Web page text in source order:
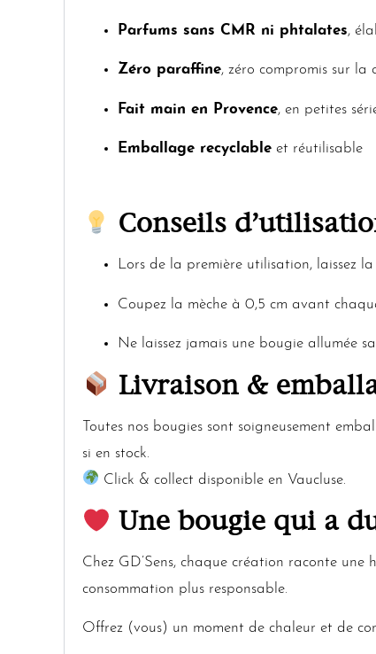
Parfums sans CMR ni phtalates,
Zéro paraffine, zéro compromis sur la
Fait main en Provence, en petites
Emballage recyclable et réutilisable
Conseils
Lors de la première utilisation, laissez
Coupez la mèche à 0,5 cm avant
Ne laissez jamais une bougie allumée
Livraison &
Toutes nos bougies sont soigneusement
si en stock.
Click & collect disponible en Vaucluse.
Une bougie qui a
Chez GD’Sens, chaque création raconte
consommation plus responsable.
Offrez (vous) un moment de chaleur et de